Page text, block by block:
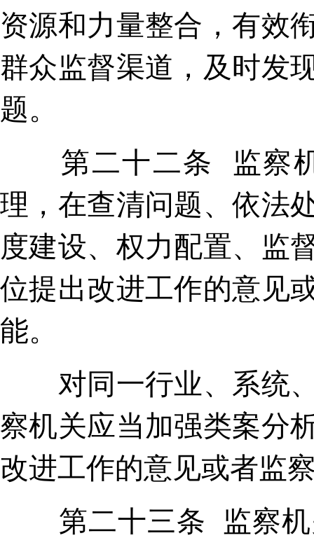
资源和力量整合，有效
群众监督渠道，及时发
题。
第二十二条 监察机
理，在查清问题、依法
度建设、权力配置、监
位提出改进工作的意见
能。
对同一行业、系统、
察机关应当加强类案分
改进工作的意见或者监
第二十三条 监察机